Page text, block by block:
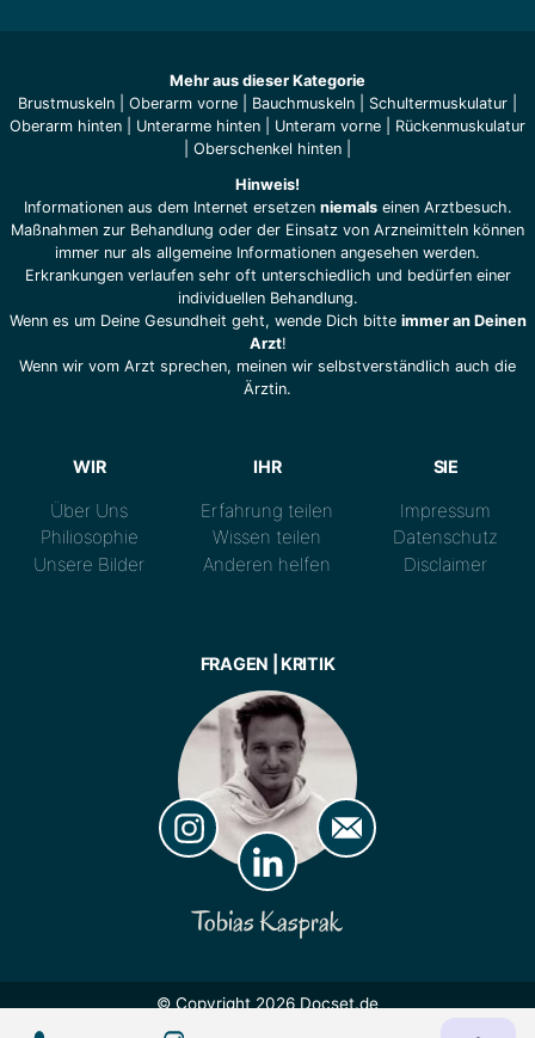
Mehr aus dieser Kategorie
Brustmuskeln
Oberarm vorne Bauchmuskeln Schultermuskulatur
Oberarm hinten
Unterarme hinten Unteram vorne
Rückenmuskulatur
Oberschenkel hinten
Hinweis!
Informationen aus dem Internet ersetzen niemalseinen Arztbesuch.
Maßnahmen zur Behandlung oder der Einsatz von Arzneimitteln können
immer nur als allgemeine Informationen angesehen werden.
Erkrankungen verlaufen sehr oft unterschiedlich und bedürfen einer
individuellen Behandlung.
Wenn es um Deine Gesundheit geht, wende Dich bitte immer an Deinen
Arzt!
Wenn wir vom Arzt sprechen, meinen wir selbstverständlich auch die
Ärztin.
WIR
Über Uns
Philiosophie
Unsere Bilder
IHR
Erfahrung teilen
Wissen teilen
Anderen helfen
SIE
Impressum
Datenschutz
Disclaimer
FRAGEN | KRITIK
Tobias Kasprak
© Copyright 2026 Docset.de
CC BY 4.0